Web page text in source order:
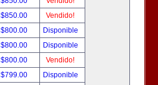
$850.00
Vendido!
$800.00
Disponible
$800.00
Disponible
$800.00
Vendido!
$799.00
Disponible